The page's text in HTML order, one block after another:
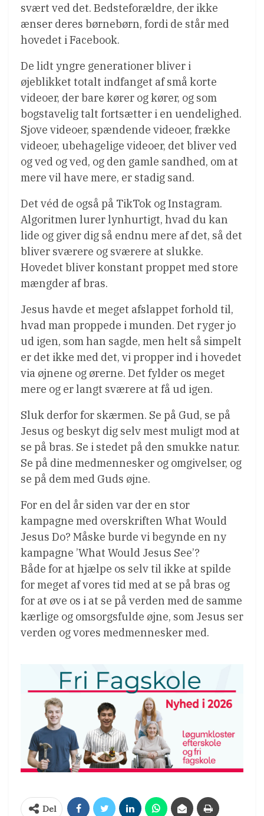
svært ved det. Bedsteforældre, der ikke
ænser deres børnebørn, fordi de står med
hovedet i Facebook.
De lidt yngre generationer bliver i
øjeblikket totalt indfanget af små korte
videoer, der bare kører og kører, og som
bogstavelig talt fortsætter i en uendelighed.
Sjove videoer, spændende videoer, frække
videoer, ubehagelige videoer, det bliver ved
og ved og ved, og den gamle sandhed, om at
mere vil have mere, er stadig sand.
Det véd de også på TikTok og Instagram.
Algoritmen lurer lynhurtigt, hvad du kan
lide og giver dig så endnu mere af det, så det
bliver sværere og sværere at slukke.
Hovedet bliver konstant proppet med store
mængder af bras.
Jesus havde et meget afslappet forhold til,
hvad man proppede i munden. Det ryger jo
ud igen, som han sagde, men helt så simpelt
er det ikke med det, vi propper ind i hovedet
via øjnene og ørerne. Det fylder os meget
mere og er langt sværere at få ud igen.
Sluk derfor for skærmen. Se på Gud, se på
Jesus og beskyt dig selv mest muligt mod at
se på bras. Se i stedet på den smukke natur.
Se på dine medmennesker og omgivelser, og
se på dem med Guds øjne.
For en del år siden var der en stor
kampagne med overskriften What Would
Jesus Do? Måske burde vi begynde en ny
kampagne ’What Would Jesus See’?
Både for at hjælpe os selv til ikke at spilde
for meget af vores tid med at se på bras og
for at øve os i at se på verden med de samme
kærlige og omsorgsfulde øjne, som Jesus ser
verden og vores medmennesker med.
Del